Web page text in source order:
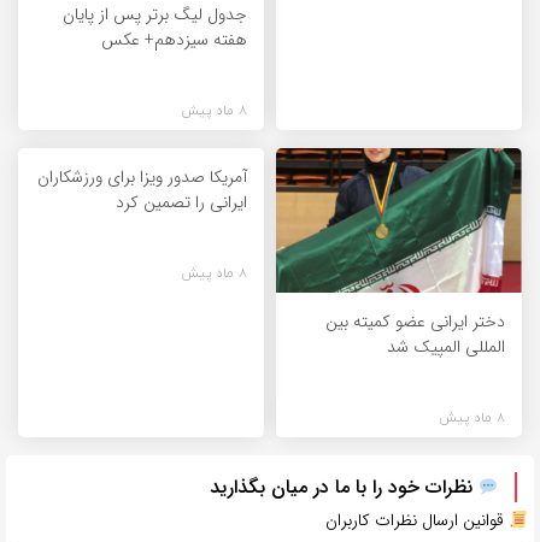
جدول لیگ برتر پس از پایان
هفته سیزدهم+ عکس
8 ماه پیش
دختر ایرانی عضو کمیته بین
المللی المپیک شد
8 ماه پیش
آمریکا صدور ویزا برای ورزشکاران
ایرانی را تصمین کرد
8 ماه پیش
نظرات خود را با ما در میان بگذارید
قوانین ارسال نظرات کاربران